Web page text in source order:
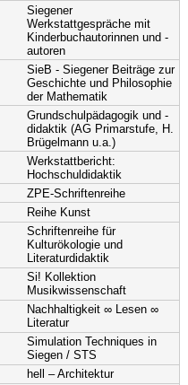
Siegener
Werkstattgespräche mit
Kinderbuchautorinnen und -
autoren
SieB - Siegener Beiträge zur
Geschichte und Philosophie
der Mathematik
Grundschulpädagogik und -
didaktik (AG Primarstufe, H.
Brügelmann u.a.)
Werkstattbericht:
Hochschuldidaktik
ZPE-Schriftenreihe
Reihe Kunst
Schriftenreihe für
Kulturökologie und
Literaturdidaktik
Si! Kollektion
Musikwissenschaft
Nachhaltigkeit ∞ Lesen ∞
Literatur
Simulation Techniques in
Siegen / STS
hell – Architektur